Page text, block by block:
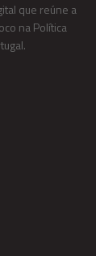
que reúne a
na Política